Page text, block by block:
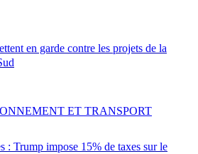
en garde contre les projets de la
: Trump impose 15% de taxes sur le
ET TRANSPORT